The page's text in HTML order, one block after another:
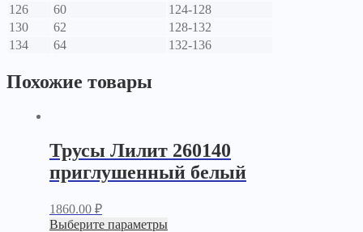
126
60
124-128
130
62
128-132
134
64 132-136
Похожие товары
Трусы Лилит 260140
приглушенный белый
1860.00 ₽
Выберите параметры